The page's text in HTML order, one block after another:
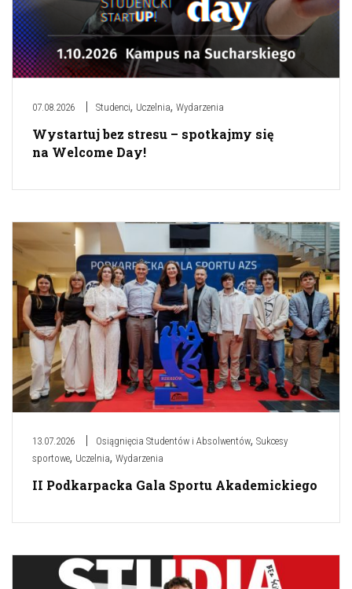
07.08.2026 Studenci, Uczelnia, Wydarzenia
Wystartuj bez stresu – spotkajmy się
na Welcome Day!
13.07.2026 Osiągnięcia Studentów i Absolwentów, Sukcesy
sportowe, Uczelnia, Wydarzenia
II Podkarpacka Gala Sportu Akademickiego